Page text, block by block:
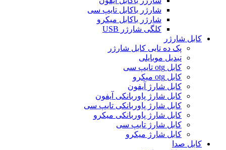
شارژر باکابل تایپ سی
شارژر باکابل میکرو
کلگی شارژر USB
کابل شارژر
پک ده تایی کابل شارژر
تبدیل موبایلی
کابل otg تایپ سی
کابل otg میکرو
کابل شارژ آیفون
کابل شارژ پاوربانکی آیفون
کابل شارژ پاوربانکی تایپ سی
کابل شارژ پاوربانکی میکرو
کابل شارژ تایپ سی
کابل شارژ میکرو
کابل صدا